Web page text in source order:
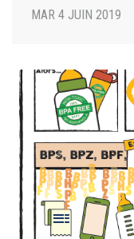
MAR 4 JUIN 2019